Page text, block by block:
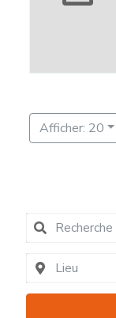
Afficher: 20